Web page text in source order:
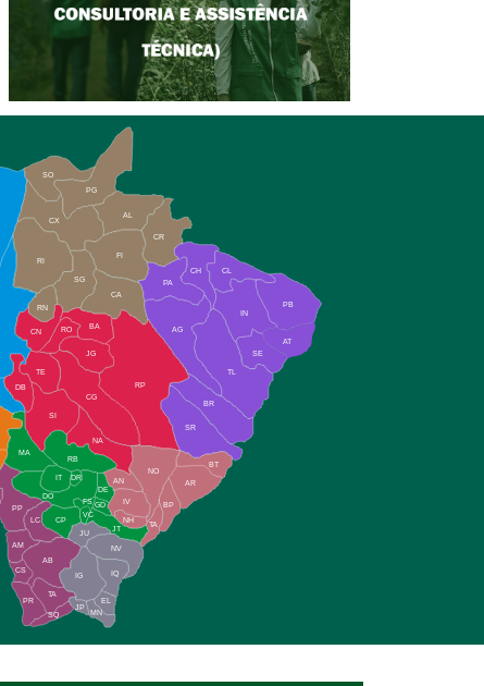
CX
RI
AL
CR
FI
SG
BA
CA
PA
CH CL
PB
SE
TL
AG
BR
SR
BT
AR
RP
RO
JG
CG
SI
NA
TA
NH
JT
RB
MA
IT
DR
DO
CP
JU
NV
IQ
EL
PP
LC
AM
AB
JP
DB
TE
CS
PR
TA
SQ
IG
MN
IN
NO
BP
RN
CN
AN
IV
FS
VC
GD
DE
AT
PG
SO